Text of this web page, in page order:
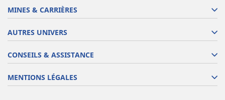
MINES & CARRIÈRES
AUTRES UNIVERS
CONSEILS & ASSISTANCE
MENTIONS LÉGALES